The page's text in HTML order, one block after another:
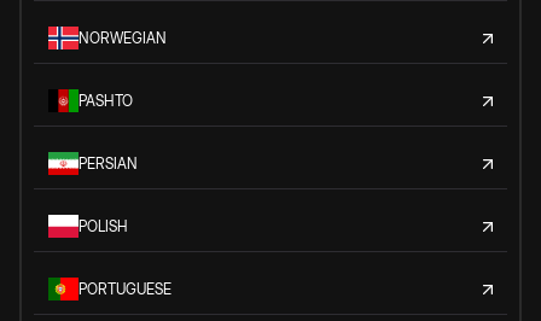
NORWEGIAN
PASHTO
PERSIAN
POLISH
PORTUGUESE